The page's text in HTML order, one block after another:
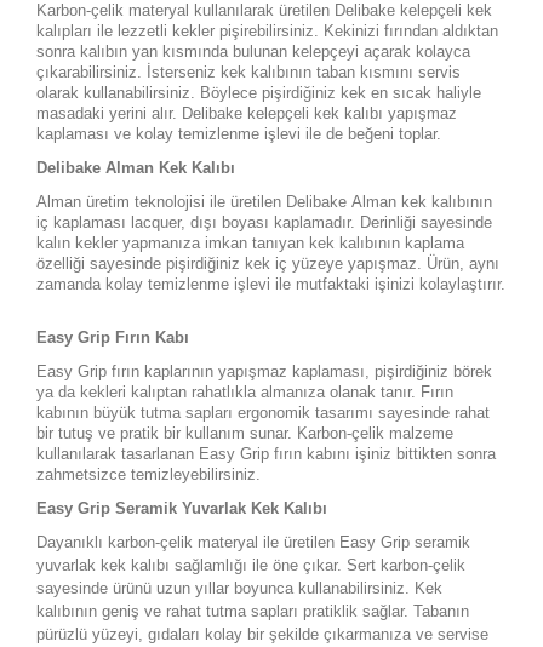
Karbon-çelik materyal kullanılarak üretilen Delibake kelepçeli kek
kalıpları ile lezzetli kekler pişirebilirsiniz. Kekinizi fırından aldıktan
sonra kalıbın yan kısmında bulunan kelepçeyi açarak kolayca
çıkarabilirsiniz. İsterseniz kek kalıbının taban kısmını servis
olarak kullanabilirsiniz. Böylece pişirdiğiniz kek en sıcak haliyle
masadaki yerini alır. Delibake kelepçeli kek kalıbı yapışmaz
kaplaması ve kolay temizlenme işlevi ile de beğeni toplar.
Delibake Alman Kek Kalıbı
Alman üretim teknolojisi ile üretilen Delibake Alman kek kalıbının
iç kaplaması lacquer, dışı boyası kaplamadır. Derinliği sayesinde
kalın kekler yapmanıza imkan tanıyan kek kalıbının kaplama
özelliği sayesinde pişirdiğiniz kek iç yüzeye yapışmaz. Ürün, aynı
zamanda kolay temizlenme işlevi ile mutfaktaki işinizi kolaylaştırır.
Easy Grip Fırın Kabı
Easy Grip fırın kaplarının yapışmaz kaplaması, pişirdiğiniz börek
ya da kekleri kalıptan rahatlıkla almanıza olanak tanır. Fırın
kabının büyük tutma sapları ergonomik tasarımı sayesinde rahat
bir tutuş ve pratik bir kullanım sunar. Karbon-çelik malzeme
kullanılarak tasarlanan Easy Grip fırın kabını işiniz bittikten sonra
zahmetsizce temizleyebilirsiniz.
Easy Grip Seramik Yuvarlak Kek Kalıbı
Dayanıklı karbon-çelik materyal ile üretilen Easy Grip seramik
yuvarlak kek kalıbı sağlamlığı ile öne çıkar. Sert karbon-çelik
sayesinde ürünü uzun yıllar boyunca kullanabilirsiniz. Kek
kalıbının geniş ve rahat tutma sapları pratiklik sağlar. Tabanın
pürüzlü yüzeyi, gıdaları kolay bir şekilde çıkarmanıza ve servise